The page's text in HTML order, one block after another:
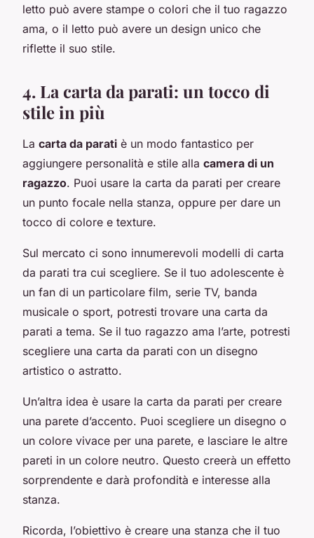
letto può avere stampe o colori che il tuo ragazzo
ama, o il letto può avere un design unico che
riflette il suo stile.
4. La carta da parati: un tocco di
stile in più
La carta da parati è un modo fantastico per
aggiungere personalità e stile alla camera di un
ragazzo. Puoi usare la carta da parati per creare
un punto focale nella stanza, oppure per dare un
tocco di colore e texture.
Sul mercato ci sono innumerevoli modelli di carta
da parati tra cui scegliere. Se il tuo adolescente è
un fan di un particolare film, serie TV, banda
musicale o sport, potresti trovare una carta da
parati a tema. Se il tuo ragazzo ama l’arte, potresti
scegliere una carta da parati con un disegno
artistico o astratto.
Un’altra idea è usare la carta da parati per creare
una parete d’accento. Puoi scegliere un disegno o
un colore vivace per una parete, e lasciare le altre
pareti in un colore neutro. Questo creerà un effetto
sorprendente e darà profondità e interesse alla
stanza.
Ricorda, l’obiettivo è creare una stanza che il tuo